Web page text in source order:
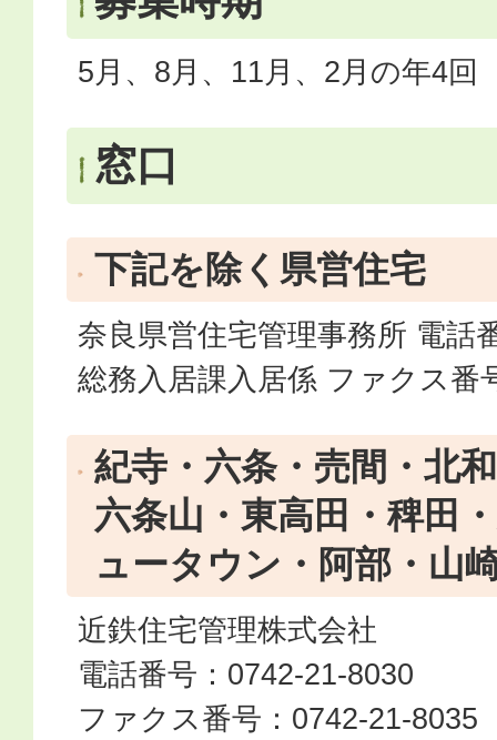
5月、8月、11月、2月の年4回
窓口
下記を除く県営住宅
奈良県営住宅管理事務所 電話
総務入居課入居係 ファクス番
紀寺・六条・売間・北
六条山・東高田・稗田
ュータウン・阿部・山
近鉄住宅管理株式会社
電話番号：0742-21-8030
ファクス番号：0742-21-8035